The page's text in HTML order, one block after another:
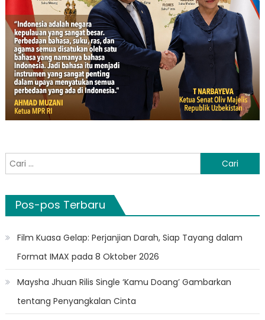
Cari
untuk:
Pos-pos Terbaru
Film Kuasa Gelap: Perjanjian Darah, Siap Tayang dalam
Format IMAX pada 8 Oktober 2026
Maysha Jhuan Rilis Single ‘Kamu Doang’ Gambarkan
tentang Penyangkalan Cinta